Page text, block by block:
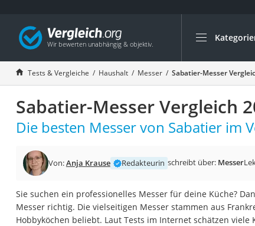
Die
Haushalt
Wassersprudler
Wäschespinne
Akku-
Tests & Vergleiche Haushalt Messer Sabatier-Messer
Sabatier-Messer Vergleich
Die besten Messer von Sabatier im
Von:Anja Krause Redakteurin schreibt über: Messer
Sie suchen ein professionelles Messer für deine Küche?
Messer richtig. Die vielseitigen Messer stammen aus
Hobbyköchen beliebt. Laut Tests im Internet schätzen viele